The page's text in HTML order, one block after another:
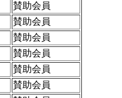
賛助会員
賛助会員
賛助会員
賛助会員
賛助会員
賛助会員